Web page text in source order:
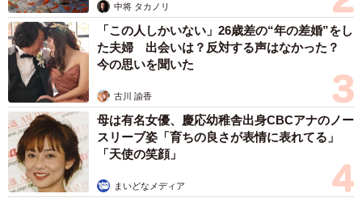
中将 タカノリ
「この人しかいない」26歳差の“年の差婚”をし
た夫婦 出会いは？反対する声はなかった？
今の思いを聞いた
古川 諭香
母は有名女優、慶応幼稚舎出身CBCアナのノー
スリーブ姿「育ちの良さが表情に表れてる」
「天使の笑顔」
まいどなメディア